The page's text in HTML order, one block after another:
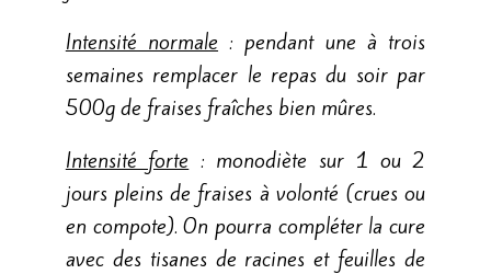
Intensité normale : pendant une à trois
semaines remplacer le repas du soir par
500g de fraises fraîches bien mûres.
Intensité forte : monodiète sur 1 ou 2
jours pleins de fraises à volonté (crues ou
en compote). On pourra compléter la cure
avec des tisanes de racines et feuilles de